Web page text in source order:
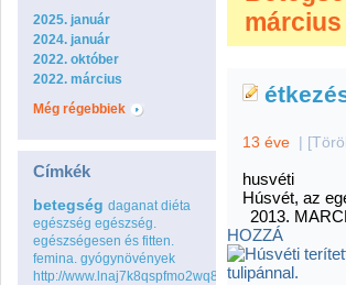
2025. január
2024. január
2022. október
2022. március
Még régebbiek
Címkék
betegség daganat diéta
egészség egészség.
egészségesen és fitten.
femina. gyógynövények
http://www.lnaj7k8qspfmo2wq8go.com
március
13 éve |
husvéti
Húsvét, az
2013.
HOZZÁ